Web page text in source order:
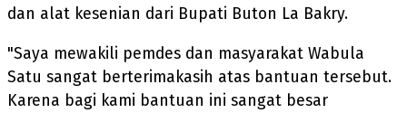
dan alat kesenian dari Bupati Buton La Bakry.
"Saya mewakili pemdes dan masyarakat Wabula
Satu sangat berterimakasih atas bantuan tersebut.
Karena bagi kami bantuan ini sangat besar